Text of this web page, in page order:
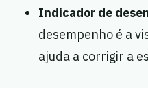
Indicador de
desempenho é a
ajuda a corrigir a